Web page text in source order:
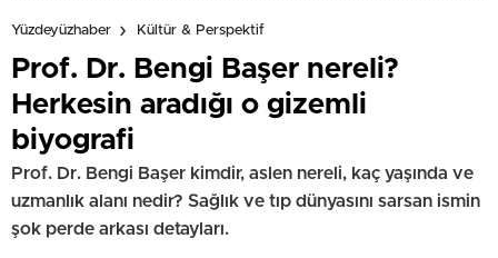
Yüzdeyüzhaber Kültür & Perspektif
Prof. Dr. Bengi Başer nereli?
Herkesin aradığı o gizemli
biyografi
Prof. Dr. Bengi Başer kimdir, aslen nereli, kaç yaşında ve
uzmanlık alanı nedir? Sağlık ve tıp dünyasını sarsan ismin
şok perde arkası detayları.